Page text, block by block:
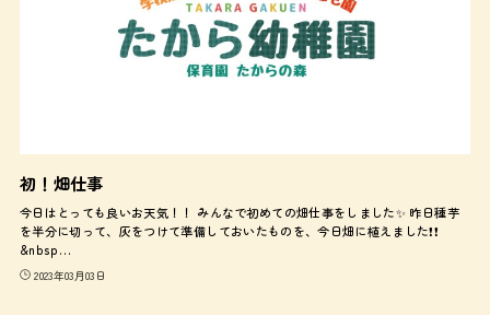
初！畑仕事
今日はとっても良いお天気！！ みんなで初めての畑仕事をしました✨ 昨日種芋
を半分に切って、灰をつけて準備しておいたものを、今日畑に植えました❗️❗️
&nbsp…
2023年03月03日